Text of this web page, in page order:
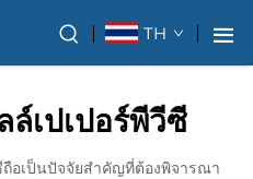
TH
เปเปอร์พีวีซี
อเป็นปัจจัยสำคัญที่ต้องพิจารณา